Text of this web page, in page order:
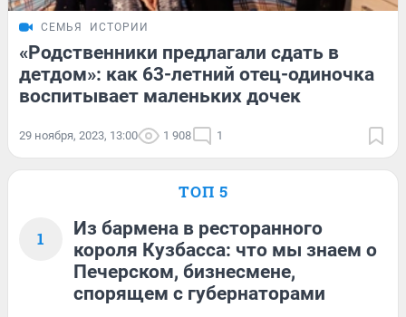
СЕМЬЯ ИСТОРИИ
«Родственники предлагали сдать в
детдом»: как 63-летний отец-одиночка
воспитывает маленьких дочек
29 ноября, 2023, 13:00 1 908 1
ТОП 5
1
Из бармена в ресторанного
короля Кузбасса: что мы знаем о
Печерском, бизнесмене,
спорящем с губернаторами